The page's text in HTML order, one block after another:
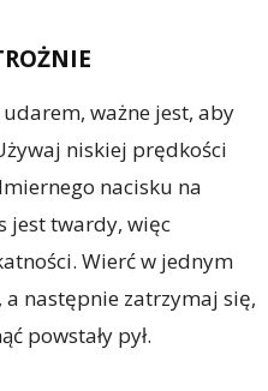
ważne jest, aby
niskiej prędkości
nacisku na
jest twardy, więc
Wierć w jednym
następnie zatrzymaj się,
powstały pył.